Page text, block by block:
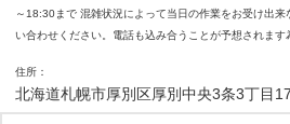
～18:30まで 混雑状況によって当日の作業をお受け出
い合わせください。電話も込み合うことが予想されます
住所
北海道札幌市厚別区厚別中央3条3丁目